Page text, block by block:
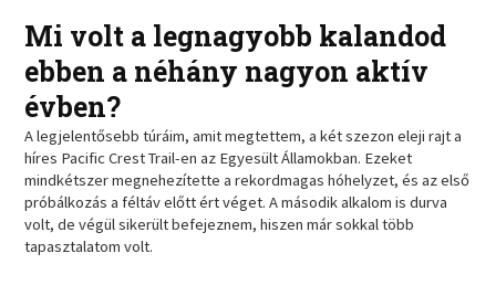
Mi volt a legnagyobb kalandod
ebben a néhány nagyon aktív
évben?
A legjelentősebb túráim, amit megtettem, a két szezon eleji rajt a
híres Pacific Crest Trail-en az Egyesült Államokban. Ezeket
mindkétszer megnehezítette a rekordmagas hóhelyzet, és az első
próbálkozás a féltáv előtt ért véget. A második alkalom is durva
volt, de végül sikerült befejeznem, hiszen már sokkal több
tapasztalatom volt.